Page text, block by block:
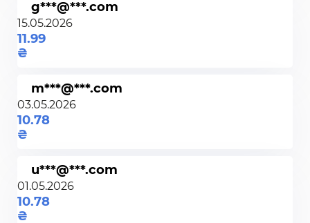
g***@***.com
15.05.2026
11.99
m***@***.com
03.05.2026
10.78
u***@***.com
01.05.2026
10.78